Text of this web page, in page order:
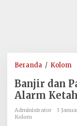
Beranda / Kolom
Banjir dan
Alarm
Administrator
3
Kolom